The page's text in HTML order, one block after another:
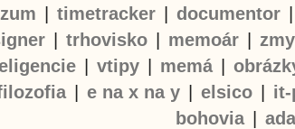
timetracker documentor
trhovisko memoár
vtipy memá
e na x na y elsico it-
bohovia